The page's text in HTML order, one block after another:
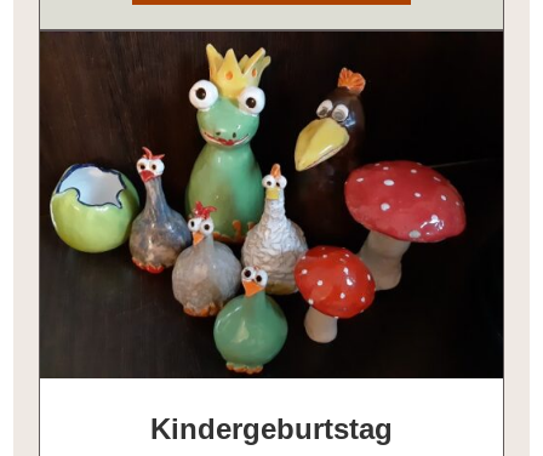
Kindergeburtstag